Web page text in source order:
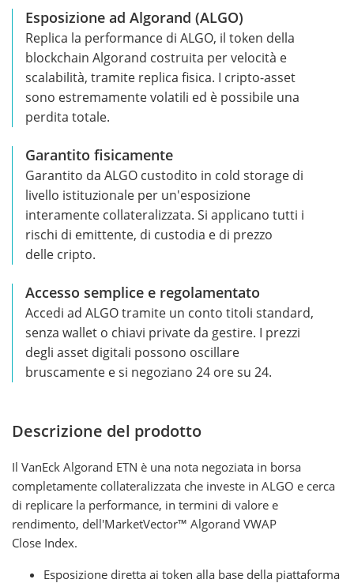
Esposizione ad Algorand (ALGO)
Replica la performance di ALGO, il token della
blockchain Algorand costruita per velocità e
scalabilità, tramite replica fisica. I cripto-asset
sono estremamente volatili ed è possibile una
perdita totale.
Garantito fisicamente
Garantito da ALGO custodito in cold storage di
livello istituzionale per un'esposizione
interamente collateralizzata. Si applicano tutti i
rischi di emittente, di custodia e di prezzo
delle cripto.
Accesso semplice e regolamentato
Accedi ad ALGO tramite un conto titoli standard,
senza wallet o chiavi private da gestire. I prezzi
degli asset digitali possono oscillare
bruscamente e si negoziano 24 ore su 24.
Descrizione del prodotto
Il VanEck Algorand ETN è una nota negoziata in borsa
completamente collateralizzata che investe in ALGO e cerca
di replicare la performance, in termini di valore e
rendimento, dell'MarketVector™ Algorand VWAP
Close Index.
Esposizione diretta ai token alla base della piattaforma